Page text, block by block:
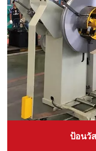
ป้อนวั